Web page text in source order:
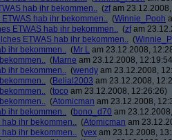
hab ihr bekommen.. (zfam
hab ihr bekommen.. (Winnie_Pooh
ETWAS hab ihr bekommen.. (zfam
ETWAS hab ihr bekommen.. (
ihr bekommen.. (Mr L am 23.12.2008,
(Marne am 23.12.2008,
ihr bekommen.. (wendy am 23.12.2008,
(Belial2003 am 23.12.2008,
(toco am 23.12.2008, 12:26:26)
(Atomicman am 23.12.2008,
ihr bekommen.. (bono_d70 am
ihr bekommen.. (Atomicman am
ihr bekommen.. (vex am 23.12.2008,